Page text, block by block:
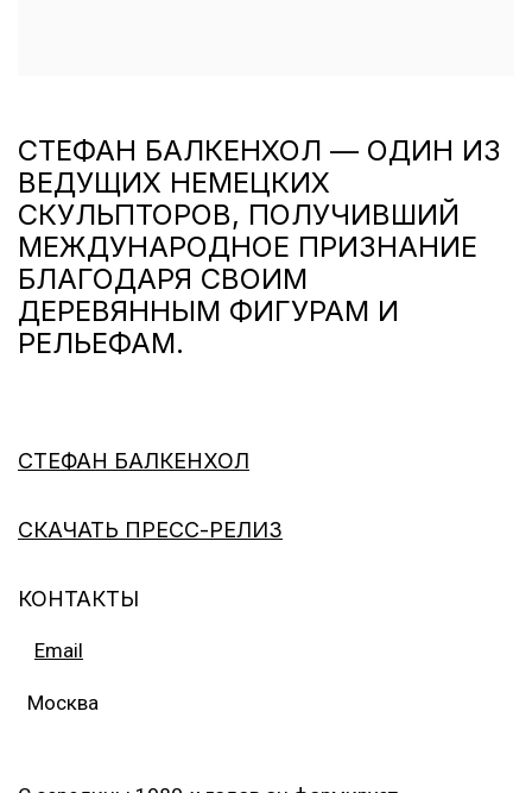
СТЕФАН БАЛКЕНХОЛ — ОДИН ИЗ
ВЕДУЩИХ НЕМЕЦКИХ
СКУЛЬПТОРОВ, ПОЛУЧИВШИЙ
МЕЖДУНАРОДНОЕ ПРИЗНАНИЕ
БЛАГОДАРЯ СВОИМ
ДЕРЕВЯННЫМ ФИГУРАМ И
РЕЛЬЕФАМ.
СТЕФАН БАЛКЕНХОЛ
СКАЧАТЬ ПРЕСС-РЕЛИЗ
КОНТАКТЫ
Email
Москва